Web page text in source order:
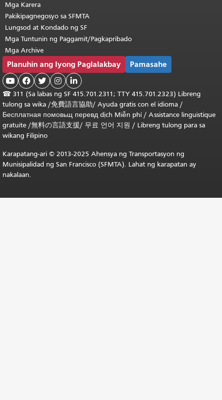
Mga Karera
Pakikipagnegosyo sa SFMTA
Lungsod at Kondado ng SF
Mga Tuntunin ng Paggamit/Pagkapribado
Mga Archive
Planuhin ang Iyong Paglalakbay Pamasahe
    
☎ 311 (Sa labas ng SF 415.701.2311; TTY 415.701.2323) Libreng
tulong sa wika /免費語言協助/ Ayuda gratis con el idioma /
Бесплатная помовьщ перевд dịch Miễn phí/ Assistance linguistique
gratuite /無料の言語支援/ 무료 언어 지원 / Libreng tulong para sa
wikang Filipino
Karapatang-ari © 2013-2025 Ahensya ng Transportasyon ng
Munisipalidad ng San Francisco (SFMTA). Lahat ng karapatan ay
nakalaan.